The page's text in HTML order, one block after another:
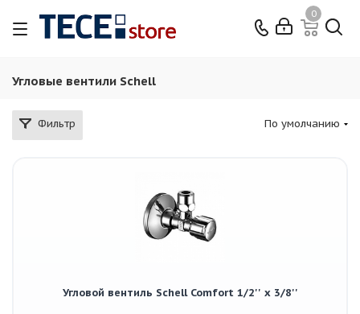
0
Угловые вентили Schell
Фильтр По умолчанию
Угловой вентиль Schell Comfort 1/2'' х 3/8''